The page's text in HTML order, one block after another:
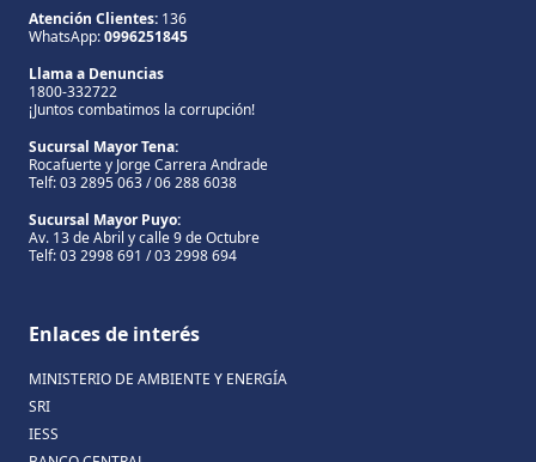
Atención Clientes: 136
WhatsApp:0996251845
Llama a Denuncias
1800-332722
¡Juntos combatimos la corrupción!
Sucursal Mayor Tena:
Rocafuerte y Jorge Carrera Andrade
Telf: 03 2895 063 / 06 288 6038
Sucursal Mayor Puyo:
Av. 13 de Abril y calle 9 de Octubre
Telf: 03 2998 691 / 03 2998 694
Enlaces de interés
MINISTERIO DE AMBIENTE Y ENERGÍA
SRI
IESS